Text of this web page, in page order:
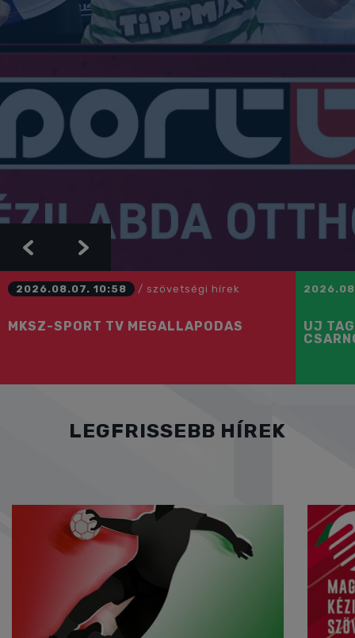
PreviousNext
2026.08.07. 10:58 / szövetségi hírek
MKSZ-SPORT TV MEGÁLLAPODÁS
ÚJ
LEGFRISSEBB HÍREK